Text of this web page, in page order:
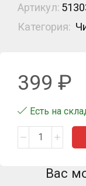
Артикул:
Категория:
399 ₽
Есть на
Вас